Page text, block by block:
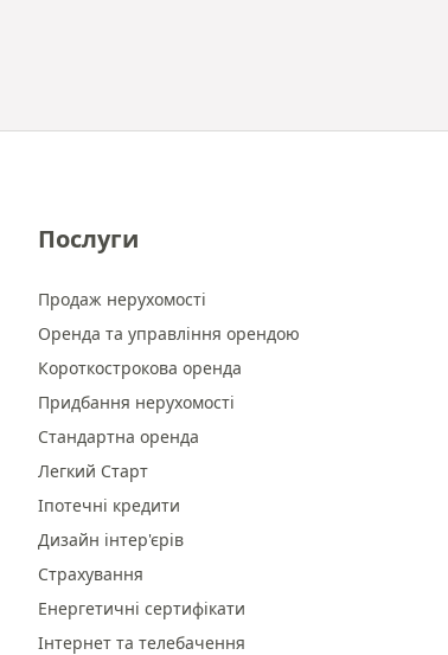
Послуги
Продаж нерухомості
Оренда та управління орендою
Короткострокова оренда
Придбання нерухомості
Стандартна оренда
Легкий Старт
Іпотечні кредити
Дизайн інтер'єрів
Страхування
Енергетичні сертифікати
Інтернет та телебачення